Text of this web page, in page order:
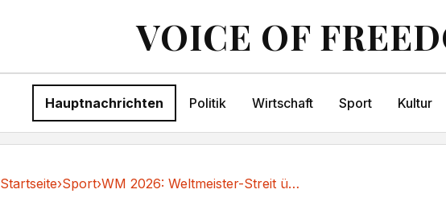
VOICE OF
Hauptnachrichten Politik Wirtschaft Sport Kultur
Startseite›Sport› WM 2026: Weltmeister-Streit über Elfer-Schützen im ZDF